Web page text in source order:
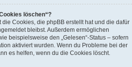
löschen“?
die Cookies, die phpBB erstellt hat und die dafür
bleibst. Außerdem ermöglichen
beispielsweise den „Gelesen“-Status – sofern
aktiviert wurden. Wenn du Probleme bei der
es helfen, wenn du die Cookies löscht.